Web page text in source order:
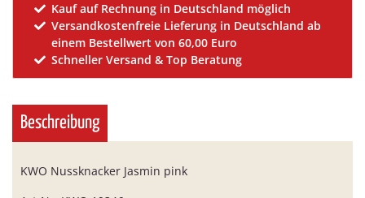
Kauf auf Rechnung in Deutschland möglich
Versandkostenfreie Lieferung in Deutschland ab
einem Bestellwert von 60,00 Euro
Schneller Versand & Top Beratung
Beschreibung
KWO Nussknacker Jasmin pink